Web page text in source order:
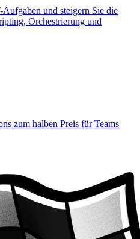
und steigern Sie die
Orchestrierung und
zum halben Preis für Teams